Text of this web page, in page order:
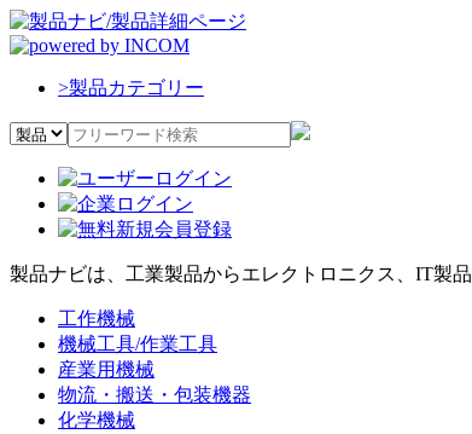
>製品カテゴリー
製品ナビは、工業製品からエレクトロニクス、IT製
工作機械
機械工具/作業工具
産業用機械
物流・搬送・包装機器
化学機械